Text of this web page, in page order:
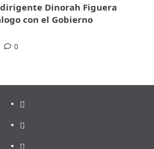
Dinorah Figuera
con el Gobierno
0